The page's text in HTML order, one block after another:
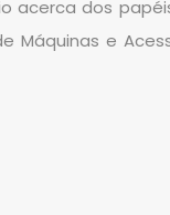
acerca dos
e